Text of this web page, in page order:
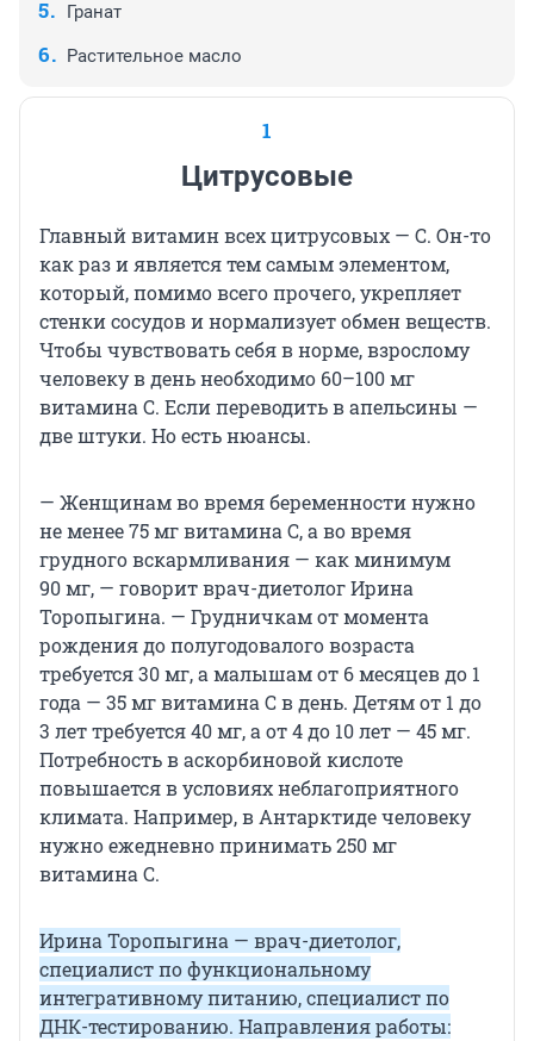
Гранат
Растительное масло
1
Цитрусовые
Главный витамин всех цитрусовых — С. Он-то
как раз и является тем самым элементом,
который, помимо всего прочего, укрепляет
стенки сосудов и нормализует обмен веществ.
Чтобы чувствовать себя в норме, взрослому
человеку в день необходимо 60–100 мг
витамина С. Если переводить в апельсины —
две штуки. Но есть нюансы.
— Женщинам во время беременности нужно
не менее 75 мг витамина С, а во время
грудного вскармливания — как минимум
90 мг, — говорит врач-диетолог Ирина
Торопыгина. — Грудничкам от момента
рождения до полугодовалого возраста
требуется 30 мг, а малышам от 6 месяцев до 1
года — 35 мг витамина С в день. Детям от 1 до
3 лет требуется 40 мг, а от 4 до 10 лет — 45 мг.
Потребность в аскорбиновой кислоте
повышается в условиях неблагоприятного
климата. Например, в Антарктиде человеку
нужно ежедневно принимать 250 мг
витамина С.
Ирина Торопыгина — врач-диетолог,
специалист по функциональному
интегративному питанию, специалист по
ДНК-тестированию. Направления работы: